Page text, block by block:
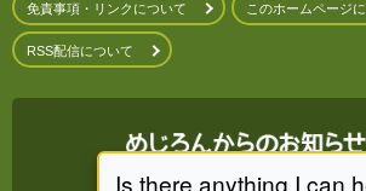
免責事項・リンクについて このホームページ
RSS配信について